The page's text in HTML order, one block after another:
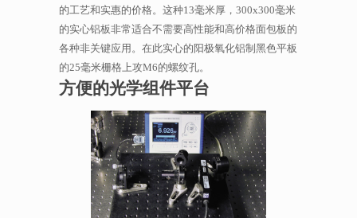
的工艺和实惠的价格。这种13毫米厚，300x300毫米
的实心铝板非常适合不需要高性能和高价格面包板的
各种非关键应用。在此实心的阳极氧化铝制黑色平板
的25毫米栅格上攻M6的螺纹孔。
方便的光学组件平台